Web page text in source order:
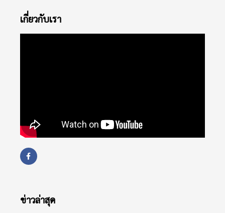
เกี่ยวกับเรา
ข่าวล่าสุด